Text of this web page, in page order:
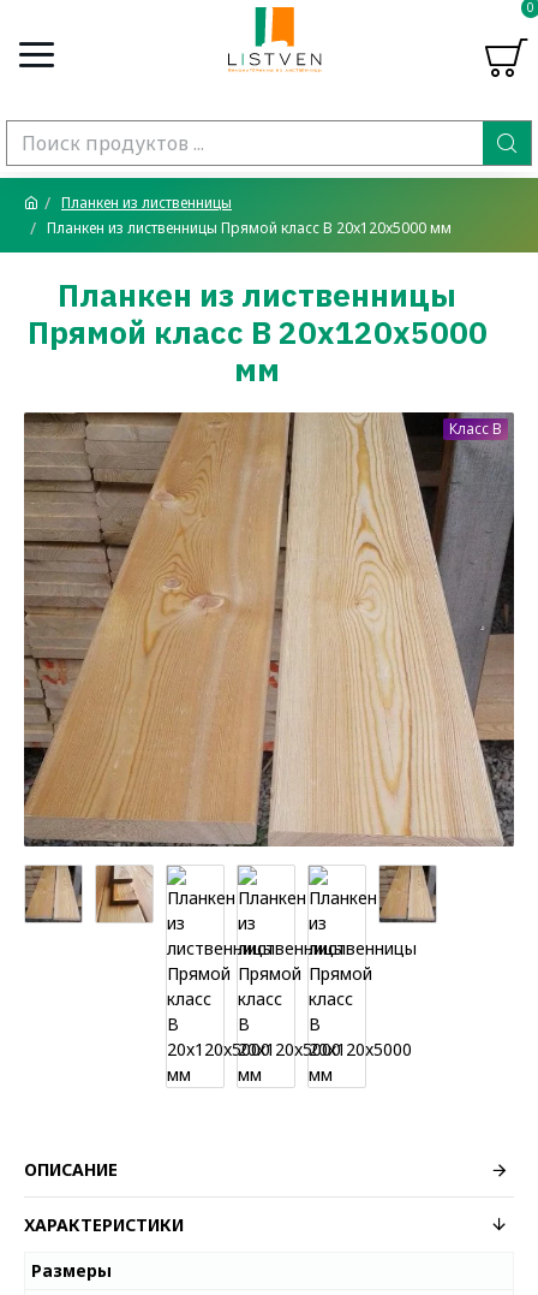
0
Планкен из лиственницы
Планкен из лиственницы Прямой класс В 20x120x5000 мм
Планкен из лиственницы
Прямой класс В 20x120x5000
мм
Класс B
ОПИСАНИЕ
ХАРАКТЕРИСТИКИ
Размеры